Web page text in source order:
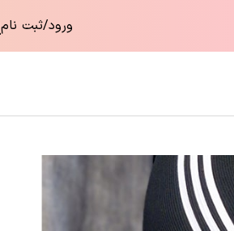
ورود/ثبت نام